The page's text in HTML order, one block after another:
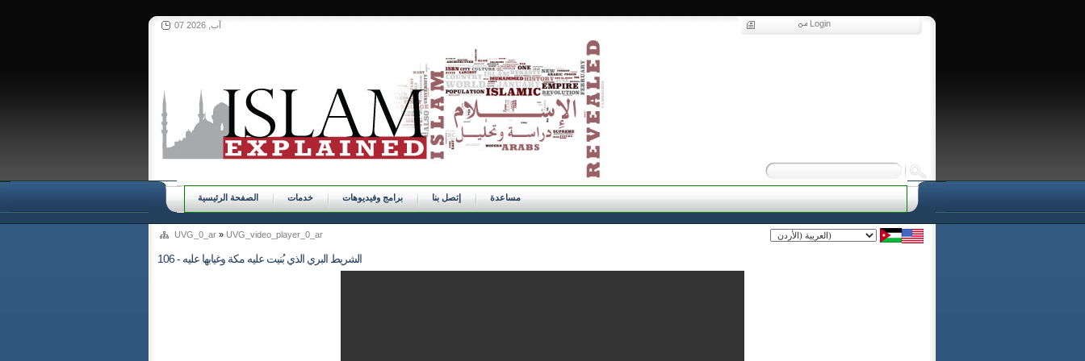
07 آب, 2026 Login
الصفحة الرئيسية خدمات برامج وفيديوهات إتصل بنا مساعدة
UVG_0_ar » UVG_video_player_0_ar
106 - الشريط البري الذي بُنيت عليه مكة وغيابها عليه